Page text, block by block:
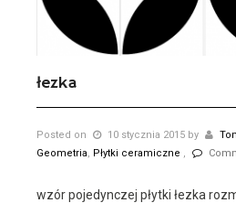
łezka
Posted on 10 stycznia 2015 by
Geometria
Płytki ceramiczne
wzór pojedynczej płytki łezka